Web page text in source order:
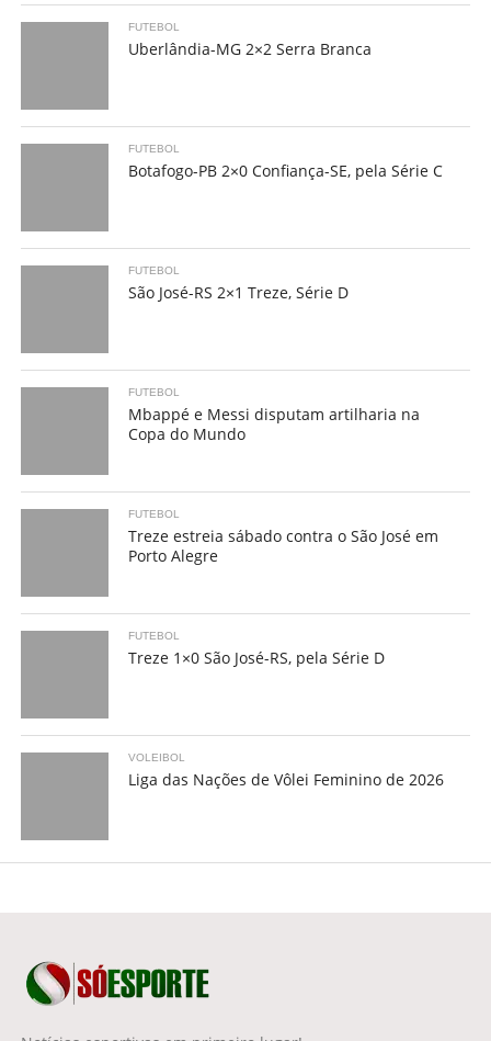
FUTEBOL
Uberlândia-MG 2×2 Serra Branca
FUTEBOL
Botafogo-PB 2×0 Confiança-SE, pela Série C
FUTEBOL
São José-RS 2×1 Treze, Série D
FUTEBOL
Mbappé e Messi disputam artilharia na
Copa do Mundo
FUTEBOL
Treze estreia sábado contra o São José em
Porto Alegre
FUTEBOL
Treze 1×0 São José-RS, pela Série D
VOLEIBOL
Liga das Nações de Vôlei Feminino de 2026